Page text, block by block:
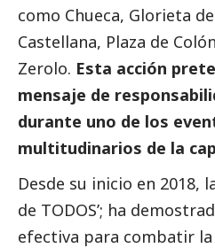
como Chueca, Glorieta
Castellana, Plaza de
Zerolo. Esta acción
mensaje de
durante uno de los
multitudinarios de la
Desde su inicio en 2018,
de TODOS’; ha
efectiva para combatir